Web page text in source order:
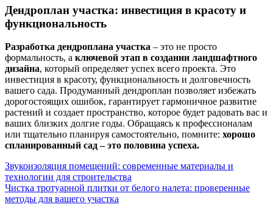
Дендроплан участка: инвестиция в красоту и
функциональность
Разработка дендроплана участка – это не просто
формальность, а ключевой этап в создании ландшафтного
дизайна, который определяет успех всего проекта. Это
инвестиция в красоту, функциональность и долговечность
вашего сада. Продуманный дендроплан позволяет избежать
дорогостоящих ошибок, гарантирует гармоничное развитие
растений и создает пространство, которое будет радовать вас и
ваших близких долгие годы. Обращаясь к профессионалам
или тщательно планируя самостоятельно, помните: хорошо
спланированный сад – это половина успеха.
Навигация
по
записям
Звукоизоляция помещений: современные материалы и
технологии для строительства
Чистка тротуарной плитки от белого налета: проверенные
методы для вашего участка